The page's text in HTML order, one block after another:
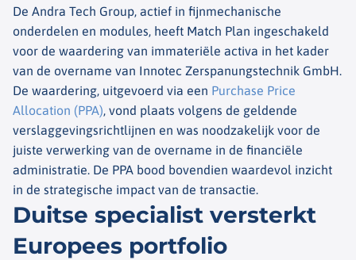
De Andra Tech Group, actief in fijnmechanische
onderdelen en modules, heeft Match Plan ingeschakeld
voor de waardering van immateriële activa in het kader
van de overname van Innotec Zerspanungstechnik GmbH.
De waardering, uitgevoerd via een Purchase Price
Allocation (PPA), vond plaats volgens de geldende
verslaggevingsrichtlijnen en was noodzakelijk voor de
juiste verwerking van de overname in de financiële
administratie. De PPA bood bovendien waardevol inzicht
in de strategische impact van de transactie.
Duitse specialist versterkt
Europees portfolio